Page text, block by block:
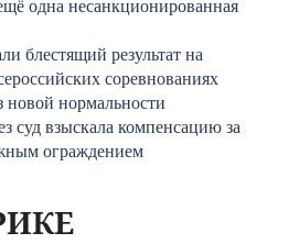
одна несанкционированная
блестящий результат на
соревнованиях
нормальности
суд взыскала компенсацию за
ограждением